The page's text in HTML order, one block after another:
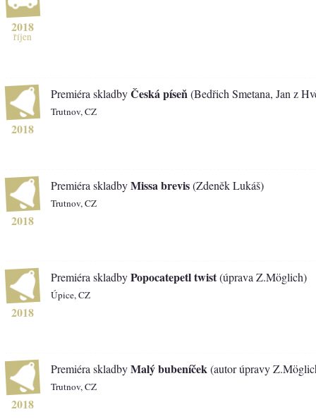
2018
říjen
2018
Premiéra skladbyČeská píseň (Bedřich Smetana, Jan z
Trutnov, CZ
2018
Premiéra skladbyMissa brevis(Zdeněk Lukáš)
Trutnov, CZ
2018
Premiéra skladbyPopocatepetl twist(úprava Z.Möglich)
Úpice, CZ
2018
Premiéra skladbyMalý bubeníček (autor úpravy
Trutnov, CZ